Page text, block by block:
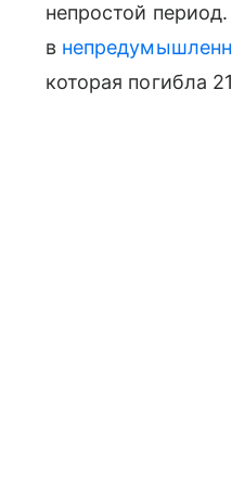
непростой
в
которая погибла